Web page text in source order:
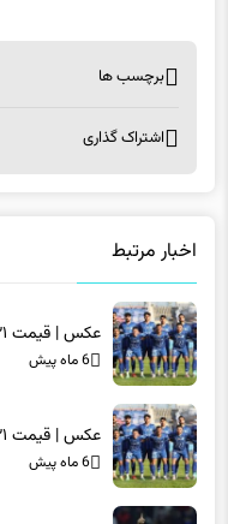
برچسب ها
اشتراک گذاری
اخبار مرتبط
عکس | قیمت ۲۱ میلیون تومانی برای بلیت بازی استقلال!
6 ماه پیش
عکس | قیمت ۲۱ میلیون تومانی برای بلیت بازی استقلال!
6 ماه پیش